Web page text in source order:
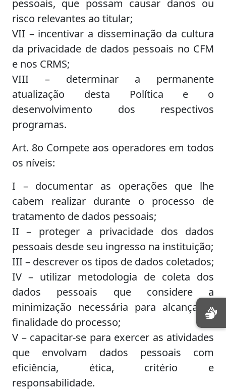
pessoais, que possam causar danos ou
risco relevantes ao titular;
VII – incentivar a disseminação da cultura
da privacidade de dados pessoais no CFM
e nos CRMS;
VIII – determinar a permanente
atualização desta Política e o
desenvolvimento dos respectivos
programas.
Art. 8o Compete aos operadores em todos
os níveis:
I – documentar as operações que lhe
cabem realizar durante o processo de
tratamento de dados pessoais;
II – proteger a privacidade dos dados
pessoais desde seu ingresso na instituição;
III – descrever os tipos de dados coletados;
IV – utilizar metodologia de coleta dos
dados pessoais que considere a
minimização necessária para alcançar a
finalidade do processo;
V – capacitar-se para exercer as atividades
que envolvam dados pessoais com
eficiência, ética, critério e
responsabilidade.